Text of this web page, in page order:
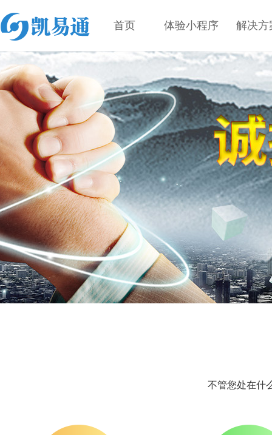
首页 体验小程序 解决方
不管您处在什